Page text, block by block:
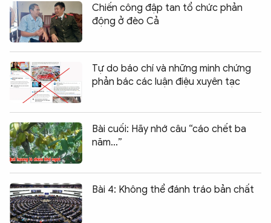
Chiến công đập tan tổ chức phản
động ở đèo Cả
Tự do báo chí và những minh chứng
phản bác các luận điệu xuyên tạc
Bài cuối: Hãy nhớ câu “cáo chết ba
năm…”
Bài 4: Không thể đánh tráo bản chất